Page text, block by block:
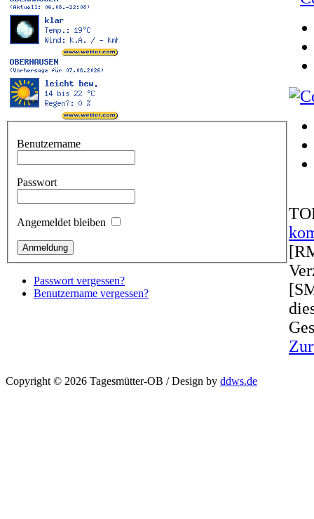
Benutzername
Passwort
Angemeldet bleiben
Passwort vergessen?
Benutzername vergessen?
Copyright © 2026 Tagesmütter-OB / Design by ddws.de